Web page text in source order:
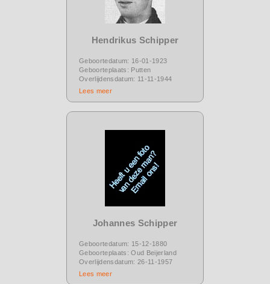
Hendrikus Schipper
Geboortedatum: 16-01-1923
Geboorteplaats: Putten
Overlijdensdatum: 11-11-1944
Lees meer
Johannes Schipper
Geboortedatum: 15-12-1880
Geboorteplaats: Oud Beijerland
Overlijdensdatum: 26-11-1957
Lees meer